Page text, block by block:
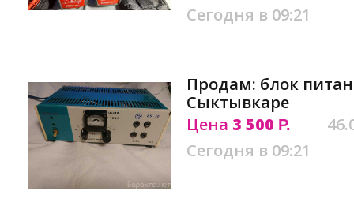
Сегодня в 09:21
Продам: блок
Сыктывкаре
Цена 3 500 Р.
Сегодня в 09:21